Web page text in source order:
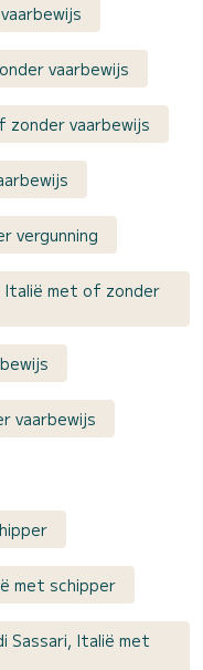
vaarbewijs
zonder vaarbewijs
vergunning
Italië met of zonder
vaarbewijs
met schipper
Sassari, Italië met